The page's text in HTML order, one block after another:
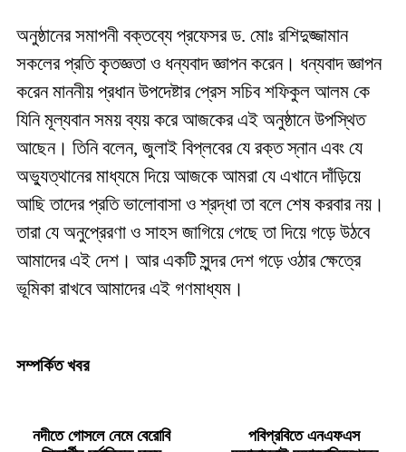
অনুষ্ঠানের সমাপনী বক্তব্যে প্রফেসর ড. মোঃ রশিদুজ্জামান
সকলের প্রতি কৃতজ্ঞতা ও ধন্যবাদ জ্ঞাপন করেন। ধন্যবাদ জ্ঞাপন
করেন মাননীয় প্রধান উপদেষ্টার প্রেস সচিব শফিকুল আলম কে
যিনি মূল্যবান সময় ব্যয় করে আজকের এই অনুষ্ঠানে উপস্থিত
আছেন। তিনি বলেন, জুলাই বিপ্লবের যে রক্ত স্নান এবং যে
অভ্যুত্থানের মাধ্যমে দিয়ে আজকে আমরা যে এখানে দাঁড়িয়ে
আছি তাদের প্রতি ভালোবাসা ও শ্রদ্ধা তা বলে শেষ করবার নয়।
তারা যে অনুপ্রেরণা ও সাহস জাগিয়ে গেছে তা দিয়ে গড়ে উঠবে
আমাদের এই দেশ। আর একটি সুন্দর দেশ গড়ে ওঠার ক্ষেত্রে
ভূমিকা রাখবে আমাদের এই গণমাধ্যম।
সম্পর্কিত খবর
নদীতে গোসলে নেমে বেরোবি
পবিপ্রবিতে এনএফএস